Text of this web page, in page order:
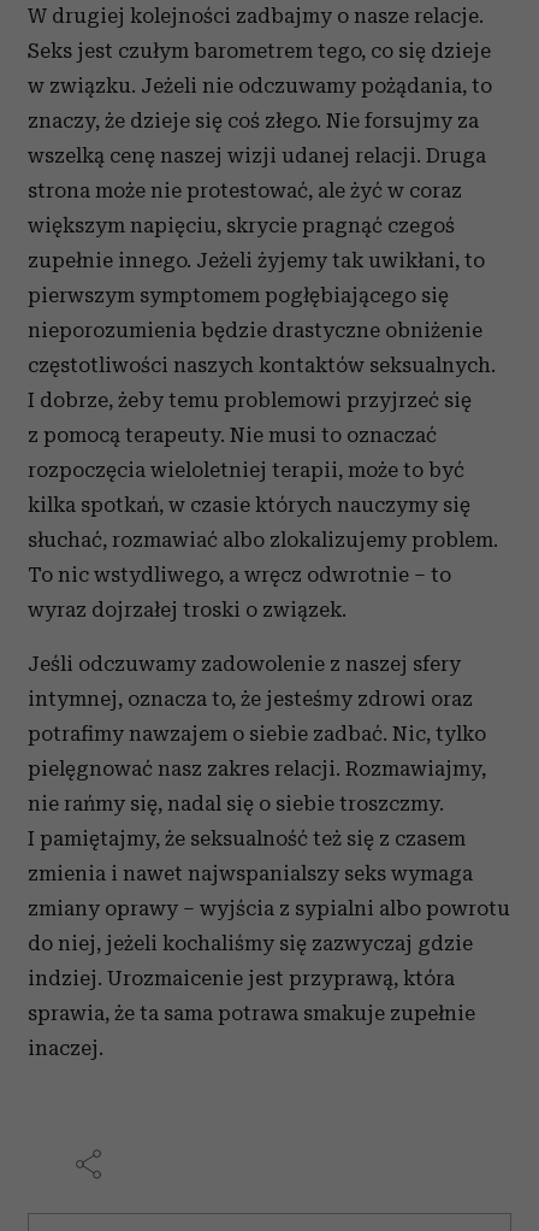
W drugiej kolejności zadbajmy o nasze relacje.
Seks jest czułym barometrem tego, co się dzieje
w związku. Jeżeli nie odczuwamy pożądania, to
znaczy, że dzieje się coś złego. Nie forsujmy za
wszelką cenę naszej wizji udanej relacji. Druga
strona może nie protestować, ale żyć w coraz
większym napięciu, skrycie pragnąć czegoś
zupełnie innego. Jeżeli żyjemy tak uwikłani, to
pierwszym symptomem pogłębiającego się
nieporozumienia będzie drastyczne obniżenie
częstotliwości naszych kontaktów seksualnych.
I dobrze, żeby temu problemowi przyjrzeć się
z pomocą terapeuty. Nie musi to oznaczać
rozpoczęcia wieloletniej terapii, może to być
kilka spotkań, w czasie których nauczymy się
słuchać, rozmawiać albo zlokalizujemy problem.
To nic wstydliwego, a wręcz odwrotnie – to
wyraz dojrzałej troski o związek.
Jeśli odczuwamy zadowolenie z naszej sfery
intymnej, oznacza to, że jesteśmy zdrowi oraz
potrafimy nawzajem o siebie zadbać. Nic, tylko
pielęgnować nasz zakres relacji. Rozmawiajmy,
nie rańmy się, nadal się o siebie troszczmy.
I pamiętajmy, że seksualność też się z czasem
zmienia i nawet najwspanialszy seks wymaga
zmiany oprawy – wyjścia z sypialni albo powrotu
do niej, jeżeli kochaliśmy się zazwyczaj gdzie
indziej. Urozmaicenie jest przyprawą, która
sprawia, że ta sama potrawa smakuje zupełnie
inaczej.